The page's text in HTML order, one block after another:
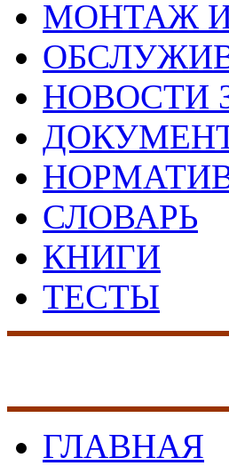
МОНТАЖ
НОВОСТИ
СЛОВАРЬ
КНИГИ
ТЕСТЫ
ГЛАВНАЯ